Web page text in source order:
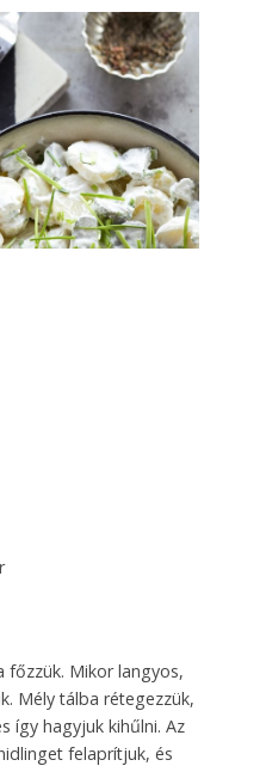
főzzük. Mikor langyos,
Mély tálba rétegezzük,
így hagyjuk kihűlni. Az
felaprítjuk, és